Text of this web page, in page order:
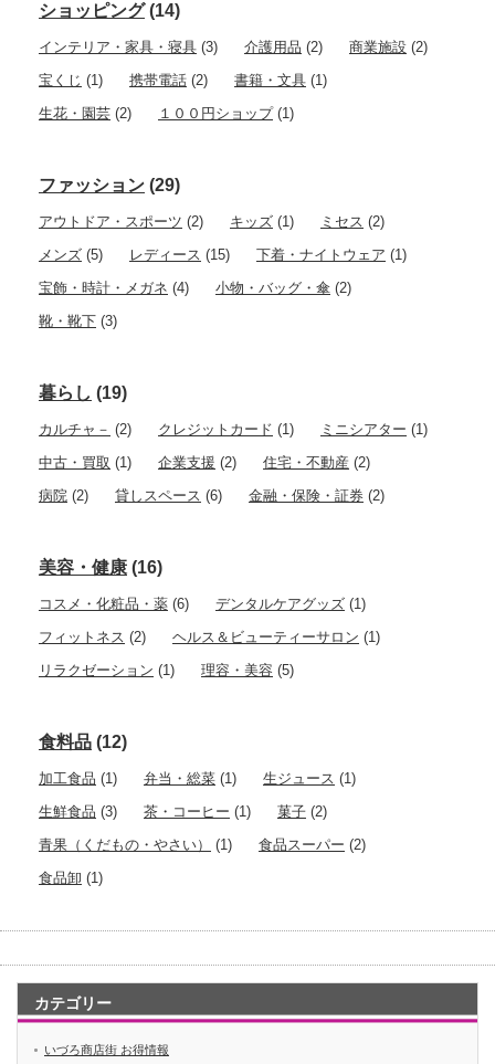
ショッピング(14)
インテリア・家具・寝具 (3) 介護用品 (2) 商業施設 (2)
宝くじ (1) 携帯電話 (2) 書籍・文具 (1)
生花・園芸 (2) １００円ショップ(1)
ファッション (29)
アウトドア・スポーツ (2) キッズ (1) ミセス (2)
メンズ (5) レディース (15) 下着・ナイトウェア (1)
宝飾・時計・メガネ (4) 小物・バッグ・傘 (2)
靴・靴下 (3)
暮らし (19)
カルチャ－ (2) クレジットカード (1) ミニシアター (1)
中古・買取 (1) 企業支援 (2) 住宅・不動産 (2)
病院 (2) 貸しスペース (6) 金融・保険・証券 (2)
美容・健康 (16)
コスメ・化粧品・薬 (6) デンタルケアグッズ (1)
フィットネス (2) ヘルス＆ビューティーサロン (1)
リラクゼーション (1) 理容・美容 (5)
食料品 (12)
加工食品 (1) 弁当・総菜 (1) 生ジュース (1)
生鮮食品 (3) 茶・コーヒー (1) 菓子 (2)
青果（くだもの・やさい）
(1) 食品スーパー (2)
食品卸 (1)
カテゴリー
いづろ商店街 お得情報